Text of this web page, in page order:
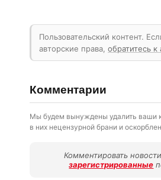
Пользовательский контент.
авторские права, обратитесь
Комментарии
Мы будем вынуждены удалить ваши
в них нецензурной брани и
Комментировать
зарегистрированные